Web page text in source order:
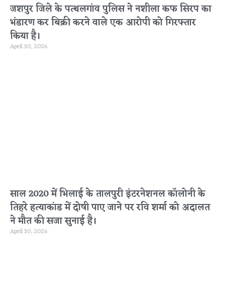
जशपुर जिले के पत्थलगांव पुलिस ने नशीला कफ सिरप का
भंडारण कर बिक्री करने वाले एक आरोपी को गिरफ्तार
किया है।
April 30, 2026
साल 2020 में भिलाई के तालपुरी इंटरनेशनल कॉलोनी के
तिहरे हत्याकांड में दोषी पाए जाने पर रवि शर्मा को अदालत
ने मौत की सजा सुनाई है।
April 30, 2026